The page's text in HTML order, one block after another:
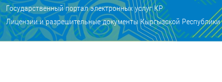
Государственный портал электронных услуг КР
Лицензии и разрешительные документы Кыргызской Республики